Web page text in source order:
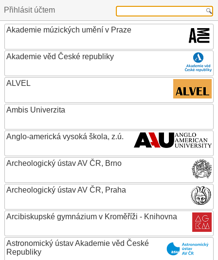
Přihlásit účtem
Akademie múzických umění v Praze
Akademie věd České republiky
ALVEL
Ambis Univerzita
Anglo-americká vysoká škola, z.ú.
Archeologický ústav AV ČR, Brno
Archeologický ústav AV ČR, Praha
Arcibiskupské gymnázium v Kroměříži - Knihovna
Astronomický ústav Akademie věd České
Republiky